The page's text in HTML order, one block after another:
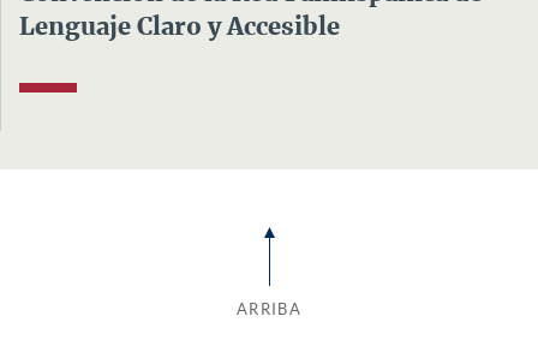
Lenguaje Claro y Accesible
ARRIBA